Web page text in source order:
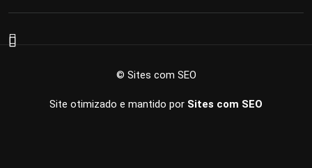
© Sites com SEO
Site otimizado e mantido por Sites com SEO